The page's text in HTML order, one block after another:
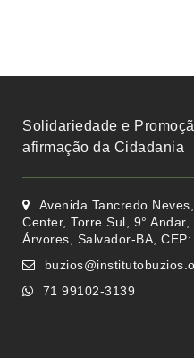
Solidariedade e
afirmação da Cidadania
Avenida Tancredo
Center, Torre Sul, 9°
Árvores, Salvador-BA,
71 99102-3139